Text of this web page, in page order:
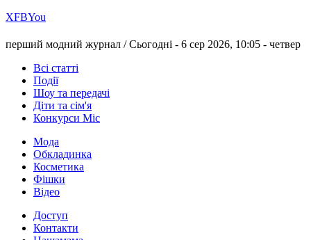
ХFBYou
перший модний журнал /Сьогодні - 6 сер 2026, 10:05 - четвер
Всі статті
Події
Шоу та передачі
Діти та сім'я
Конкурси Міс
Мода
Обкладинка
Косметика
Фішки
Відео
Доступ
Контакти